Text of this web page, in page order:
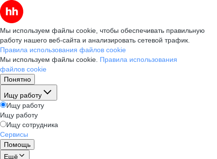
Мы используем файлы cookie, чтобы обеспечивать правильную
работу нашего веб-сайта и анализировать сетевой трафик.
Правила использования файлов cookie
Мы используем файлы cookie. Правила использования
файлов cookie
Понятно
Ищу работу
Ищу работу
Ищу работу
Ищу сотрудника
Сервисы
Помощь
Ещё